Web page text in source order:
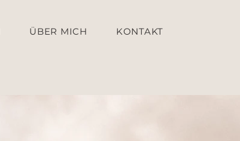
ÜBER MICH KONTAKT